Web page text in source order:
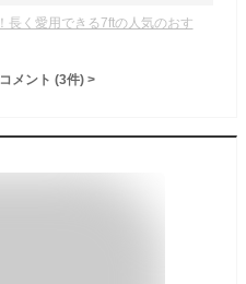
長く愛用できる7ftの人気のおす
メント (3件) >